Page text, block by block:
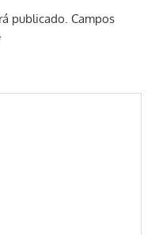
publicado. Campos